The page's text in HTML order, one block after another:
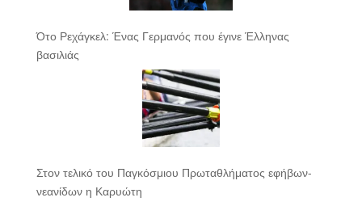
Ότο Ρεχάγκελ: Ένας Γερμανός που έγινε Έλληνας
βασιλιάς
Στον τελικό του Παγκόσμιου Πρωταθλήματος εφήβων-
νεανίδων η Καρυώτη